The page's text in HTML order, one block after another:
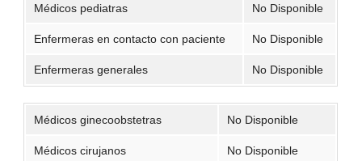
Médicos pediatras No Disponible
Enfermeras en contacto con paciente No Disponible
Enfermeras generales No Disponible
Médicos ginecoobstetras No Disponible
Médicos cirujanos No Disponible